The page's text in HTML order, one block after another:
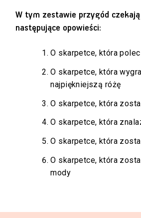
W tym zestawie przygód
następujące opowieści:
O skarpetce, która
O skarpetce, która
najpiękniejszą różę
O skarpetce, która
O skarpetce, która
O skarpetce, która
O skarpetce, która
mody